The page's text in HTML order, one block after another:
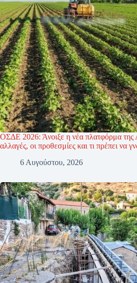
ΟΣΔΕ 2026: Άνοιξε η νέα πλατφόρμα
αλλαγές, οι προθεσμίες και τι πρέπει να
6 Αυγούστου, 2026